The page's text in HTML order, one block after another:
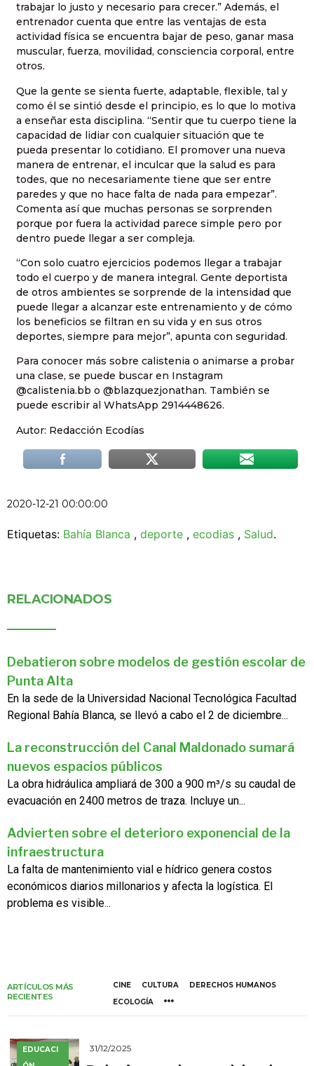
trabajar lo justo y necesario para crecer.” Además, el
entrenador cuenta que entre las ventajas de esta
actividad física se encuentra bajar de peso, ganar masa
muscular, fuerza, movilidad, consciencia corporal, entre
otros.
Que la gente se sienta fuerte, adaptable, flexible, tal y
como él se sintió desde el principio, es lo que lo motiva
a enseñar esta disciplina. “Sentir que tu cuerpo tiene la
capacidad de lidiar con cualquier situación que te
pueda presentar lo cotidiano. El promover una nueva
manera de entrenar, el inculcar que la salud es para
todes, que no necesariamente tiene que ser entre
paredes y que no hace falta de nada para empezar”.
Comenta así que muchas personas se sorprenden
porque por fuera la actividad parece simple pero por
dentro puede llegar a ser compleja.
“Con solo cuatro ejercicios podemos llegar a trabajar
todo el cuerpo y de manera integral. Gente deportista
de otros ambientes se sorprende de la intensidad que
puede llegar a alcanzar este entrenamiento y de cómo
los beneficios se filtran en su vida y en sus otros
deportes, siempre para mejor”, apunta con seguridad.
Para conocer más sobre calistenia o animarse a probar
una clase, se puede buscar en Instagram
@calistenia.bb o @blazquezjonathan. También se
puede escribir al WhatsApp 2914448626.
Autor: Redacción Ecodías
2020-12-21 00:00:00
Etiquetas: Bahía Blanca , deporte , ecodias , Salud.
RELACIONADOS
Debatieron sobre modelos de gestión escolar de
Punta Alta
En la sede de la Universidad Nacional Tecnológica Facultad
Regional Bahía Blanca, se llevó a cabo el 2 de diciembre...
La reconstrucción del Canal Maldonado sumará
nuevos espacios públicos
La obra hidráulica ampliará de 300 a 900 m³/s su caudal de
evacuación en 2400 metros de traza. Incluye un...
Advierten sobre el deterioro exponencial de la
infraestructura
La falta de mantenimiento vial e hídrico genera costos
económicos diarios millonarios y afecta la logística. El
problema es visible...
ARTÍCULOS MÁS
RECIENTES
CINE CULTURA
DERECHOS HUMANOS
ECOLOGÍA
EDUCACI
31/12/2025